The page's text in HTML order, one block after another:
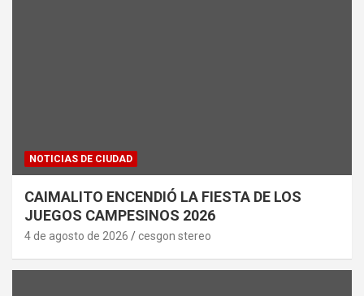
NOTICIAS DE CIUDAD
CAIMALITO ENCENDIÓ LA FIESTA DE LOS
JUEGOS CAMPESINOS 2026
4 de agosto de 2026 cesgon stereo